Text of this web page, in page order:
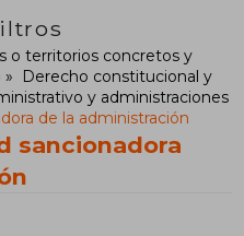
o territorios concretos y
Derecho constitucional y
y administraciones
de la administración
sancionadora